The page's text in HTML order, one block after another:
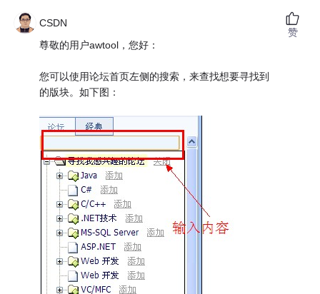
CSDN
尊敬的用户awtool，您好：
您可以使用论坛首页左侧的搜索，来查找想要寻找到
的版块。如下图：
赞